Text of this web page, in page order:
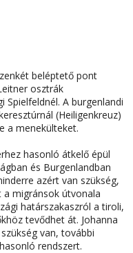
beléptető pont
osztrák
Spielfeldnél. A burgenlandi
(Heiligenkreuz)
a menekülteket.
hasonló átkelő épül
és Burgenlandban
azért van szükség,
migránsok útvonala
határszakaszról a tiroli,
tevődhet át. Johanna
van, további
rendszert.